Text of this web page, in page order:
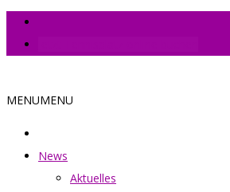
MENUMENU
News
Aktuelles